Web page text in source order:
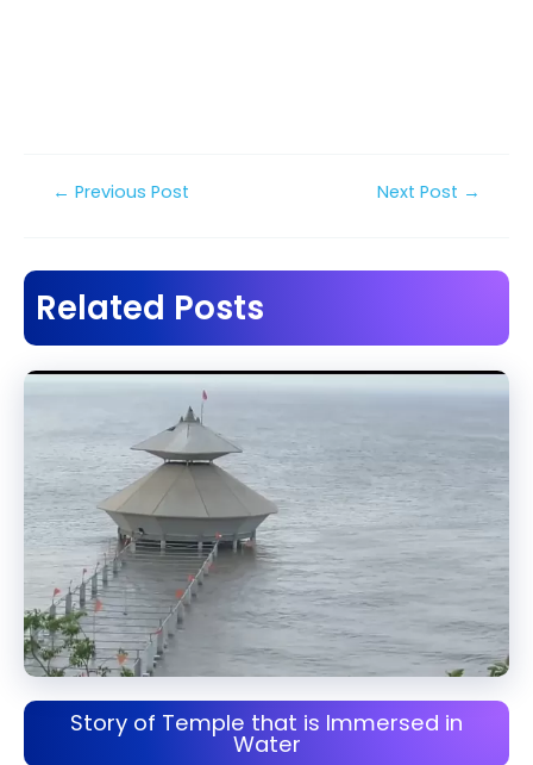
Post← Previous Post Next Post →
Related Posts
Story of Temple that is Immersed in
Water